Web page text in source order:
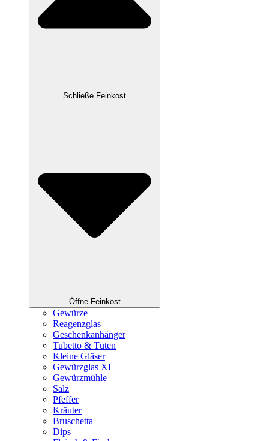
Schließe Feinkost
Öffne Feinkost
Gewürze
Reagenzglas
Geschenkanhänger
Tubetto & Tüten
Kleine Gläser
Gewürzglas XL
Gewürzmühle
Salz
Pfeffer
Kräuter
Bruschetta
Dips